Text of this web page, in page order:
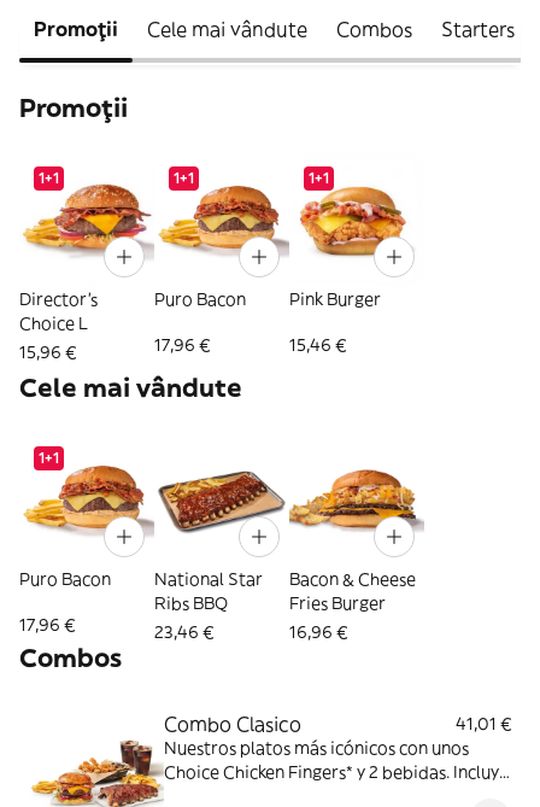
Promoții Cele mai vândute Combos Starters
Promoții
1+1
Director's
Choice L
15,96 €
1+1
Puro Bacon
17,96 €
1+1
Pink Burger
15,46 €
Cele mai vândute
1+1
Puro Bacon
17,96 €
National Star
Ribs BBQ
23,46 €
Bacon & Cheese
Fries Burger
16,96 €
Combos
Combo Clasico
41,01 €
Nuestros platos más icónicos con unos
Choice Chicken Fingers* y 2 bebidas. Incluye